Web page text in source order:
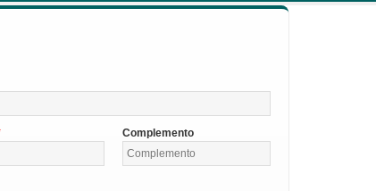
Complemento